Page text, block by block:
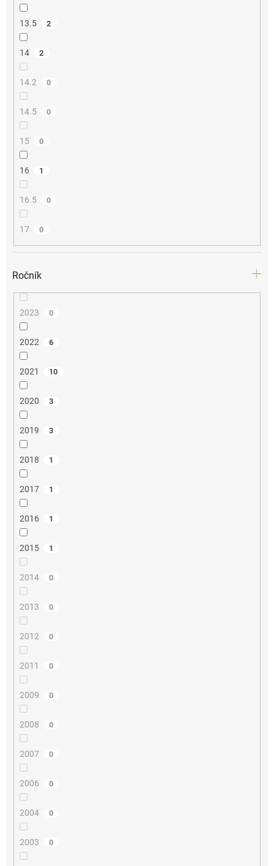
13.5 2
14 2
14.2 0
14.5 0
15 0
16 1
16.5 0
17 0
Ročník
2023 0
2022 6
2021 10
2020 3
2019 3
2018 1
2017 1
2016 1
2015 1
2014 0
2013 0
2012 0
2011 0
2009 0
2008 0
2007 0
2006 0
2004 0
2003 0